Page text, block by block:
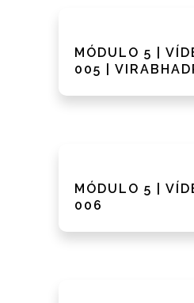
MÓDULO 5 |
005 |
MÓDULO 5 |
006